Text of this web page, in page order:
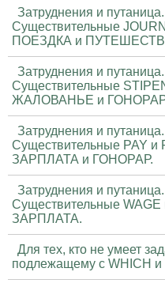
Затруднения и
Существительные
ПОЕЗДКА и
Затруднения и
Существительные
ЖАЛОВАНЬЕ и
Затруднения и
Существительные PAY
ЗАРПЛАТА и ГОНОРАР.
Затруднения и
Существительные WAGE
ЗАРПЛАТА.
Для тех, кто не умеет
подлежащему с WHICH и